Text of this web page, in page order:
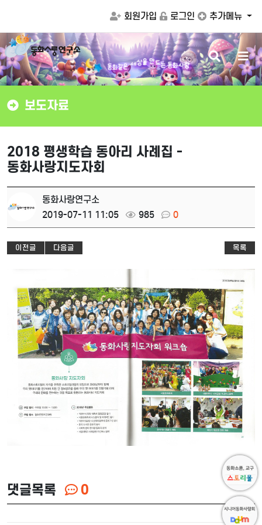
회원가입 로그인 추가메뉴
동화같은 세상을 만드는 동화사랑 검
색
버
튼
메
뉴
버
튼
보도자료
2018 평생학습 동아리 사례집 -
동화사랑지도자회
동화사랑연구소
2019-07-11 11:05
985 0
이전글 다음글 목록
댓글목록 0